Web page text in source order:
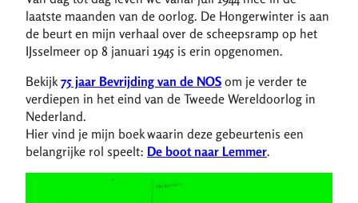
laatste maanden van de oorlog. De Hongerwinter is aan
de beurt en mijn verhaal over de scheepsramp op het
IJsselmeer op 8 januari 1945 is erin opgenomen.
Bekijk 75 jaar Bevrijding van de NOS om je verder te
verdiepen in het eind van de Tweede Wereldoorlog in
Nederland.
Hier vind je mijn boek waarin deze gebeurtenis een
belangrijke rol speelt: De boot naar Lemmer.